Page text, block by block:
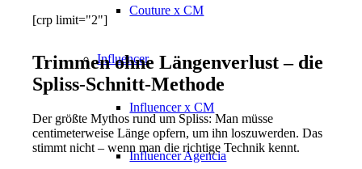
Couture x CM
Influencer
Influencer x CM
Influencer Agencia
[crp limit="2"]
Trimmen ohne Längenverlust – die
Spliss-Schnitt-Methode
Der größte Mythos rund um Spliss: Man müsse
centimeterweise Länge opfern, um ihn loszuwerden. Das
stimmt nicht – wenn man die richtige Technik kennt.